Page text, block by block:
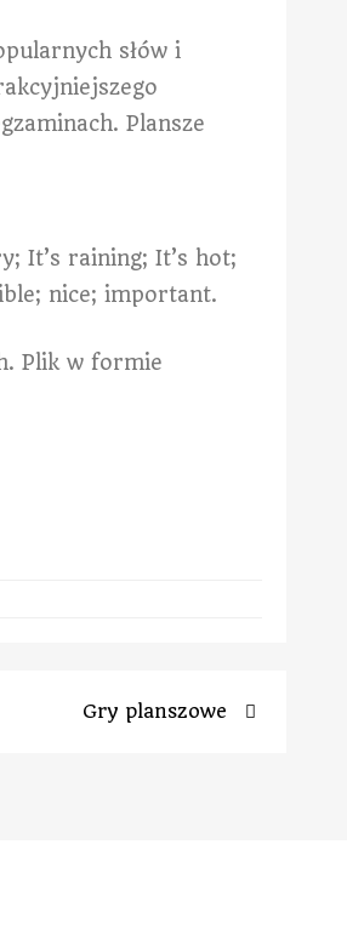
słów i
Plansze
It’s raining; It’s hot;
nice; important.
Plik w formie
Gry planszowe